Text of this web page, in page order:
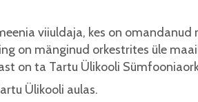
viiuldaja, kes on
on mänginud orkestrites üle
on ta Tartu Ülikooli
Ülikooli aulas.